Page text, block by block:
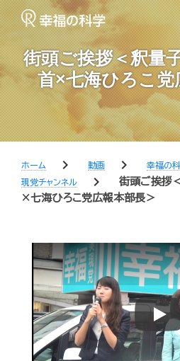
街頭ご挨拶＜釈量
首×七海ひろこ党
ホーム chevron_right 動画 chevron_right 幸福の
現党チャンネル
chevron_right
街頭ご挨拶
×七海ひろこ党広報本部長＞